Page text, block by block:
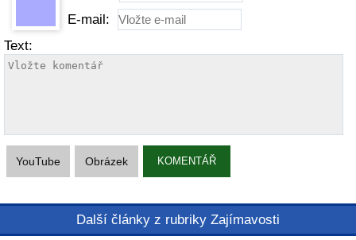
E-mail:
Text:
YouTube Obrázek KOMENTÁŘ
Další články z rubriky Zajímavosti